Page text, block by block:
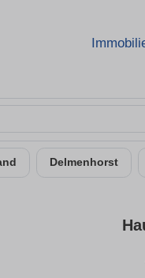
Delmenhorst